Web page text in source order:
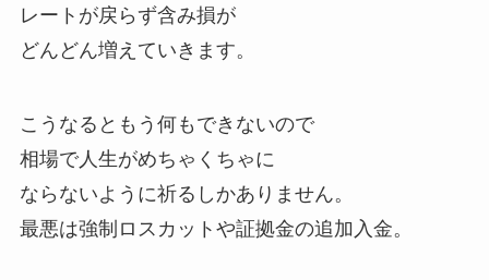
レートが戻らず含み損が
どんどん増えていきます。
こうなるともう何もできないので
相場で人生がめちゃくちゃに
ならないように祈るしかありません。
最悪は強制ロスカットや証拠金の追加入金。